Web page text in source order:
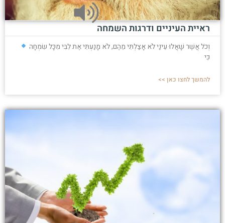
ראיית העיניים ודרגות השמחה
וְכֹל אֲשֶׁר שָׁאֲלוּ עֵינַי לֹא אָצַלְתִּי מֵהֶם, לֹא מָנַעְתִּי אֶת לִבִּי מִכָּל שִׂמְחָה
כִּי
להמשך לחצו כאן >>